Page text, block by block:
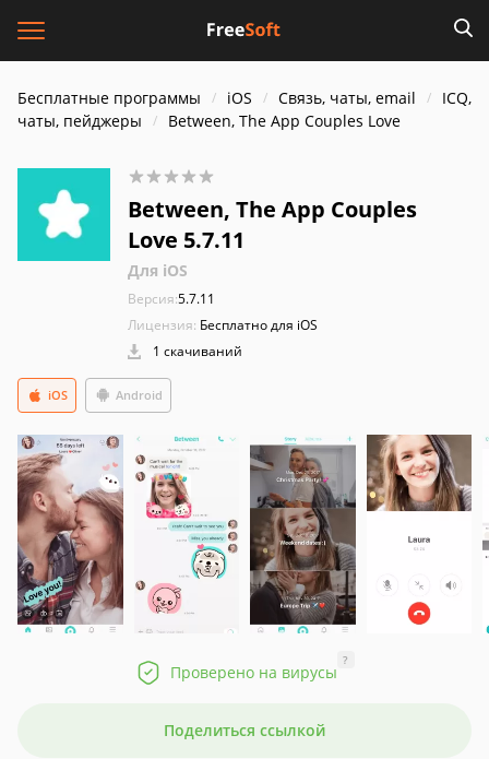
Бесплатные программы iOS Связь, чаты, email
ICQ,
чаты, пейджеры
Between, The App Couples Love
Between, The App Couples
Love 5.7.11
Для iOS
Версия:5.7.11
Лицензия: Бесплатно для iOS
1 скачиваний
Android
iOS
Проверено на вирусы
?
Поделиться ссылкой